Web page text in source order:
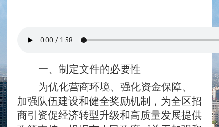
一、制定文件的必要性
为优化营商环境、强化资金保障、
加强队伍建设和健全奖励机制，为全区招
商引资促经济转型升级和高质量发展提供